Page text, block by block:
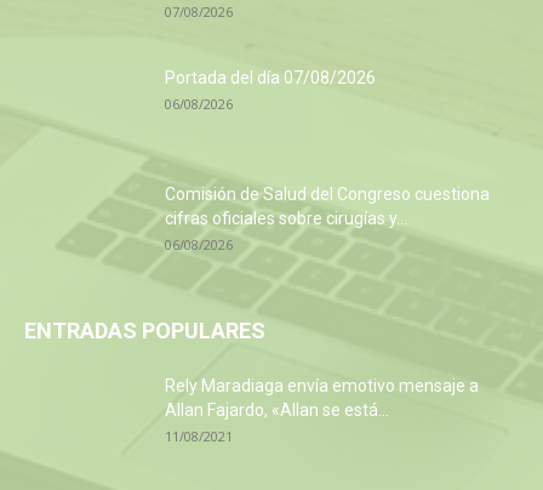
07/08/2026
Portada del día 07/08/2026
06/08/2026
Comisión de Salud del Congreso cuestiona
cifras oficiales sobre cirugías y...
06/08/2026
ENTRADAS POPULARES
Rely Maradiaga envía emotivo mensaje a
Allan Fajardo, «Allan se está...
11/08/2021